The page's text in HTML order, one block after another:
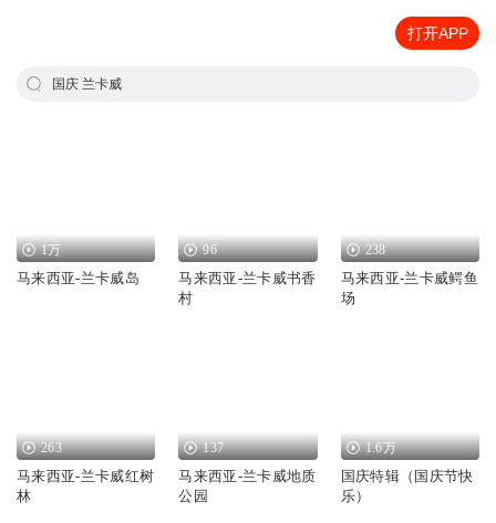
打开APP
国庆 兰卡威
1万
马来西亚-兰卡威岛
96
马来西亚-兰卡威书香
村
238
马来西亚-兰卡威鳄鱼
场
263
马来西亚-兰卡威红树
林
137
马来西亚-兰卡威地质
公园
1.6万
国庆特辑（国庆节快
乐）